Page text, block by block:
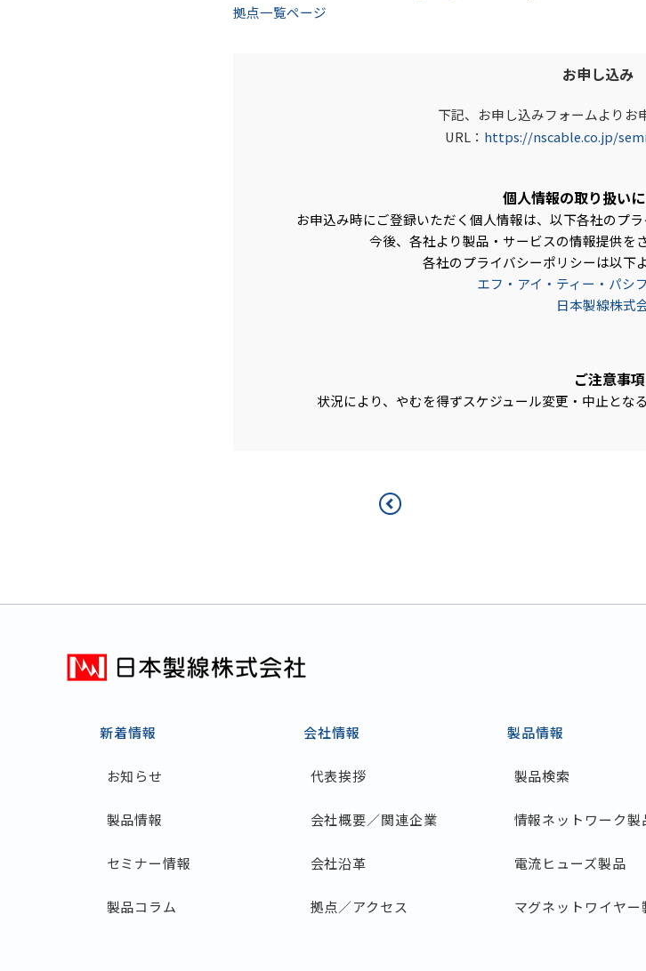
拠点一覧ページ
お申し込み
下記、お申し込みフォームよりお
URL： https://nscable.co.jp/
個人情報の取り扱い
お申込み時にご登録いただく個人情報は、以下各社のプ
今後、各社より製品・サービスの情報提供を
各社のプライバシーポリシーは以下
エフ・アイ・ティー・パシ
日本製線株式
ご注意事項
状況により、やむを得ずスケジュール変更・中止とな
新着情報
お知らせ
製品情報
セミナー情報
製品コラム
会社情報
代表挨拶
会社概要／関連企業
会社沿革
拠点／アクセス
製品情報
製品検索
情報ネットワーク製
電流ヒューズ製品
マグネットワイヤー